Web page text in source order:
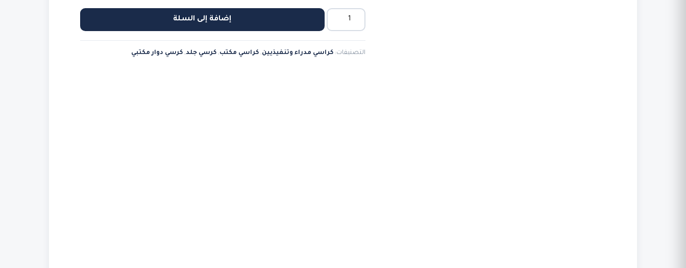
كمية
كرسي
مكتب
إداري
إضافة إلى السلة
التصنيفات:كراسي مدراء وتنفيذيين,كراسي مكتب,كرسي جلد,كرسي دوار مكتبي